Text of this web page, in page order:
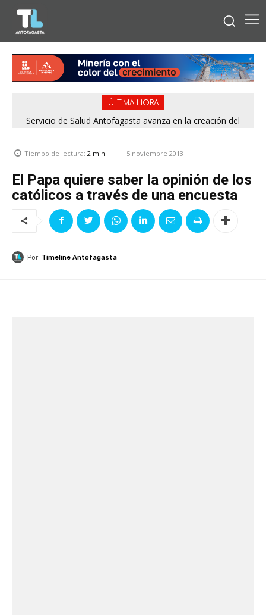
ÚLTIMA HORA
Servicio de Salud Antofagasta avanza en la creación del
Tiempo de lectura: 2 min. 5 noviembre 2013
El Papa quiere saber la opinión de los
católicos a través de una encuesta
Por Timeline Antofagasta